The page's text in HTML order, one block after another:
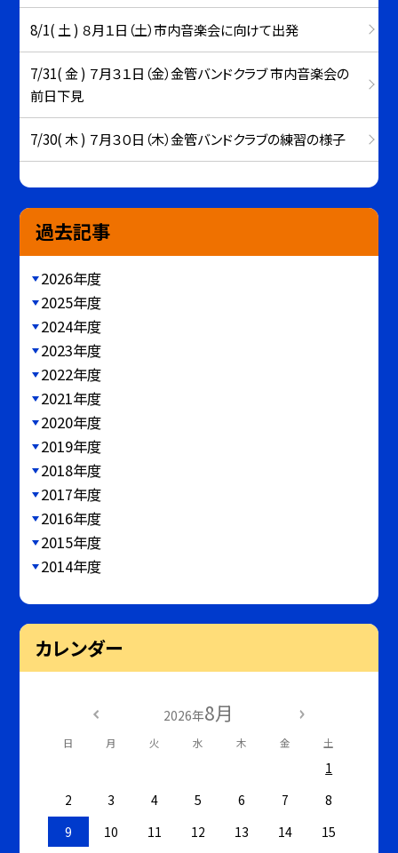
8/1( 土 ) ８月１日（土）市内音楽会に向けて出発
7/31( 金 ) ７月３１日（金）金管バンドクラブ 市内音楽会の
前日下見
7/30( 木 ) ７月３０日（木）金管バンドクラブの練習の様子
過去記事
2026年度
2025年度
2024年度
2023年度
2022年度
2021年度
2020年度
2019年度
2018年度
2017年度
2016年度
2015年度
2014年度
カレンダー
2026年8月
日 月 火 水 木 金 土
1
2
3 4 5 6 7
8
9
10 11 12 13 14
15